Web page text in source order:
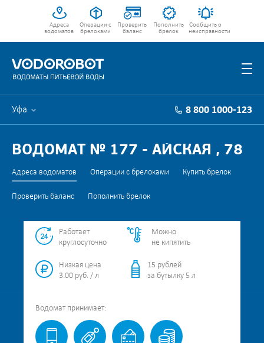
Адреса
водоматов
Операции с
брелоками
Проверить
баланс
Пополнить
брелок
Сообщить о
неисправности
Уфа 8 800 1000-123
ВОДОМАТ № 177 - АЙСКАЯ , 78
Адреса водоматов Операции с брелоками Купить брелок
Проверить баланс Пополнить брелок
Работает
круглосуточно
Можно
не кипятить
Низкая цена
3.00 руб. / л
15 рублей
за бутылку 5 л
Водомат принимает: